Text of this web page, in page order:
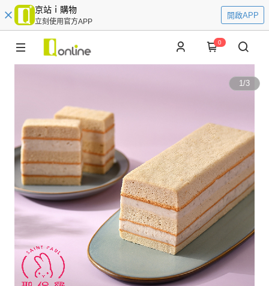
京站ｉ購物
立刻使用官方APP
開啟APP
0
1/3